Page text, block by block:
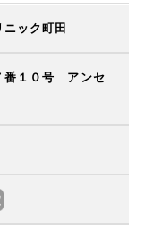
ック町田
番１０号 アンセ